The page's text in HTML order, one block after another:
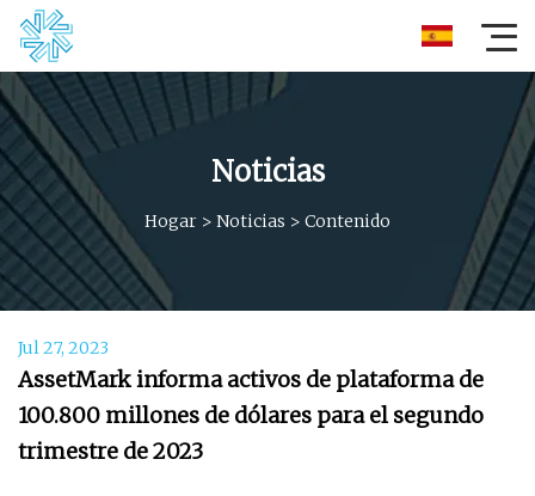
Noticias
Hogar > Noticias > Contenido
Jul 27, 2023
AssetMark informa activos de plataforma de
100.800 millones de dólares para el segundo
trimestre de 2023